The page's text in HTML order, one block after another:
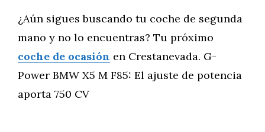
¿Aún sigues buscando tu coche de segunda
mano y no lo encuentras? Tu próximo
coche de ocasión en Crestanevada. G-
Power BMW X5 M F85: El ajuste de potencia
aporta 750 CV